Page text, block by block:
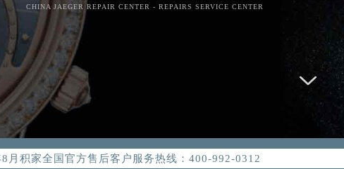
CHINA JAEGER REPAIR CENTER - REPAIRS SERVICE CENTER
月积家中国区售后服务网络优化升级公告
月积家全国官方售后客户服务热线：400-992-0312
全国统一服务热线400-992-0312，服务覆盖中国大陆、香港、澳门